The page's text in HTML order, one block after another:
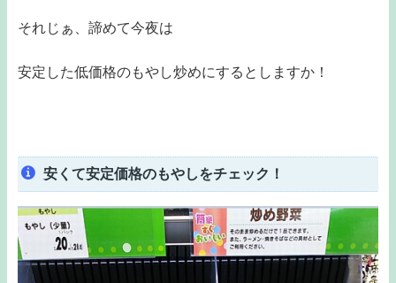
それじぁ、諦めて今夜は
安定した低価格のもやし炒めにするとしますか！
安くて安定価格のもやしをチェック！